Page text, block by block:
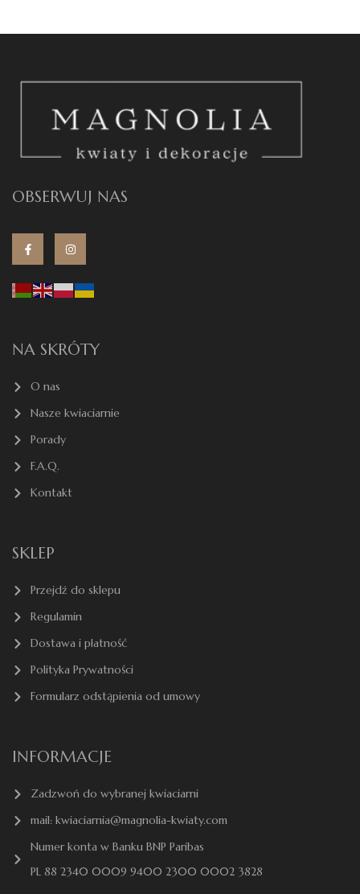
OBSERWUJ NAS
NA SKRÓTY
O nas
Nasze kwiaciarnie
Porady
F.A.Q.
Kontakt
SKLEP
Przejdź do sklepu
Regulamin
Dostawa i płatność
Polityka Prywatności
Formularz odstąpienia od umowy
INFORMACJE
Zadzwoń do wybranej kwiaciarni
mail: kwiaciarnia@magnolia-kwiaty.com
Numer konta w Banku BNP Paribas
PL 88 2340 0009 9400 2300 0002 3828